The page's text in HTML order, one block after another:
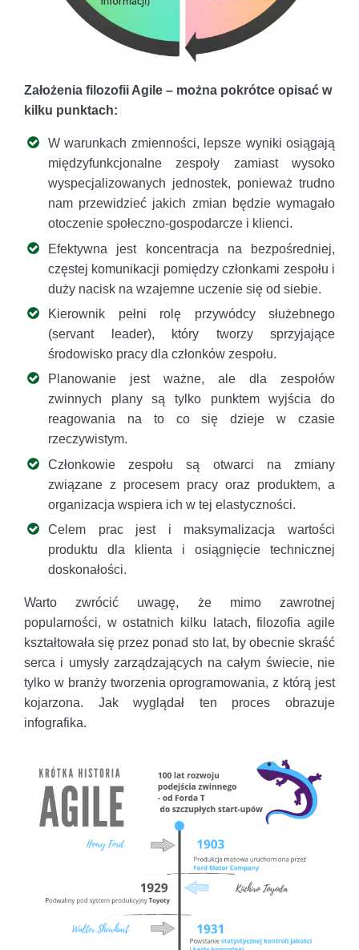
Założenia filozofii Agile – można pokrótce opisać w
kilku punktach:
W warunkach zmienności, lepsze wyniki osiągają
międzyfunkcjonalne zespoły zamiast wysoko
wyspecjalizowanych jednostek, ponieważ trudno
nam przewidzieć jakich zmian będzie wymagało
otoczenie społeczno-gospodarcze i klienci.
Efektywna jest koncentracja na bezpośredniej,
częstej komunikacji pomiędzy członkami zespołu i
duży nacisk na wzajemne uczenie się od siebie.
Kierownik pełni rolę przywódcy służebnego
(servant leader), który tworzy sprzyjające
środowisko pracy dla członków zespołu.
Planowanie jest ważne, ale dla zespołów
zwinnych plany są tylko punktem wyjścia do
reagowania na to co się dzieje w czasie
rzeczywistym.
Członkowie zespołu są otwarci na zmiany
związane z procesem pracy oraz produktem, a
organizacja wspiera ich w tej elastyczności.
Celem prac jest i maksymalizacja wartości
produktu dla klienta i osiągnięcie technicznej
doskonałości.
Warto zwrócić uwagę, że mimo zawrotnej
popularności, w ostatnich kilku latach, filozofia agile
kształtowała się przez ponad sto lat, by obecnie skraść
serca i umysły zarządzających na całym świecie, nie
tylko w branży tworzenia oprogramowania, z którą jest
kojarzona. Jak wyglądał ten proces obrazuje
infografika.